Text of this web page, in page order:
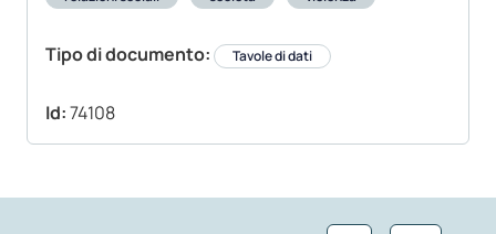
Tipo di documento: Tavole di dati
Id:74108